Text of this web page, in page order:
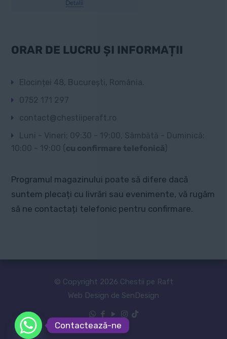
ORAR DE LUCRU ȘI INFORMAȚII
Elocinței 48, București, România.
0752 171 297
contact@chestiiperaft.ro
Luni - Vineri: 09:30 - 19:00, Sâmbătă - Duminică:
10:00 - 19:00 ( cu confirmare telefonică)
Programul magazinului poate să difere dacă
suntem plecați cu livrări sau evenimente, vă rugăm
să ne contactați telefonic pentru confirmare.
© Copyright 2026 Chestii pe Raft
Web Design de SenDesign
Contactează-ne